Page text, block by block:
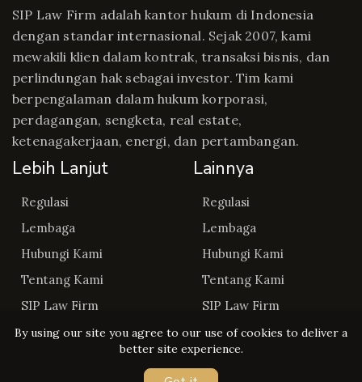
SIP Law Firm adalah kantor hukum di Indonesia
dengan standar internasional. Sejak 2007, kami
mewakili klien dalam kontrak, transaksi bisnis, dan
perlindungan hak sebagai investor. Tim kami
berpengalaman dalam hukum korporasi,
perdagangan, sengketa, real estate,
ketenagakerjaan, energi, dan pertambangan.
Lebih Lanjut
Regulasi
Lembaga
Hubungi Kami
Tentang Kami
SIP Law Firm
Lainnya
Regulasi
Lembaga
Hubungi Kami
Tentang Kami
SIP Law Firm
By using our site you agree to our use of cookies to deliver a
better site experience.